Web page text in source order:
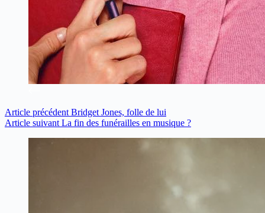
Article précédent Bridget Jones, folle de lui
Article suivant La fin des funérailles en musique ?